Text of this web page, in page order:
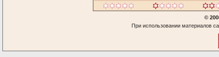
©
При использовании материалов